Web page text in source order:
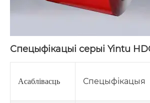
Спецыфікацыі серыі Yintu
Асаблівасць Спецыфікацыя